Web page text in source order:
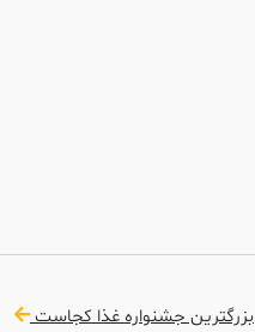
بزرگترین جشنواره غذا کجاست